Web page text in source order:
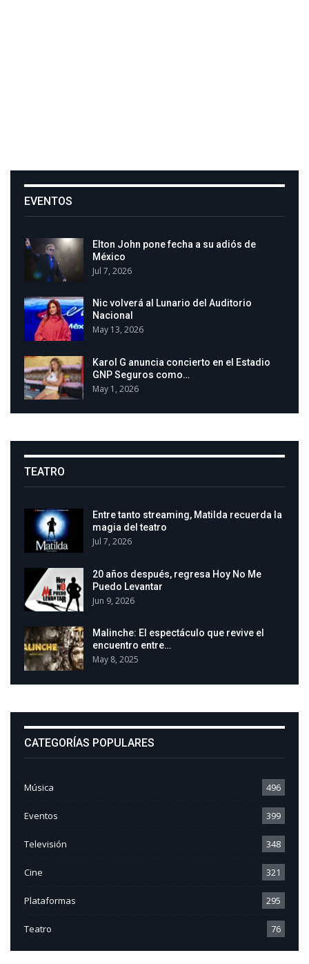
EVENTOS
Elton John pone fecha a su adiós de
México
Jul 7, 2026
Nic volverá al Lunario del Auditorio
Nacional
May 13, 2026
Karol G anuncia concierto en el Estadio
GNP Seguros como…
May 1, 2026
TEATRO
Entre tanto streaming, Matilda recuerda la
magia del teatro
Jul 7, 2026
20 años después, regresa Hoy No Me
Puedo Levantar
Jun 9, 2026
Malinche: El espectáculo que revive el
encuentro entre…
May 8, 2025
CATEGORÍAS POPULARES
Música 496
Eventos 399
Televisión 348
Cine 321
Plataformas 295
Teatro 76